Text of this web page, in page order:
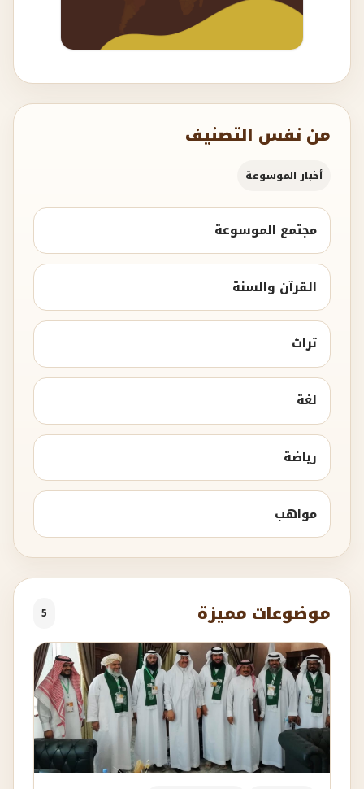
من نفس التصنيف
أخبار الموسوعة
مجتمع الموسوعة
القرآن والسنة
تراث
لغة
رياضة
مواهب
موضوعات مميزة 5